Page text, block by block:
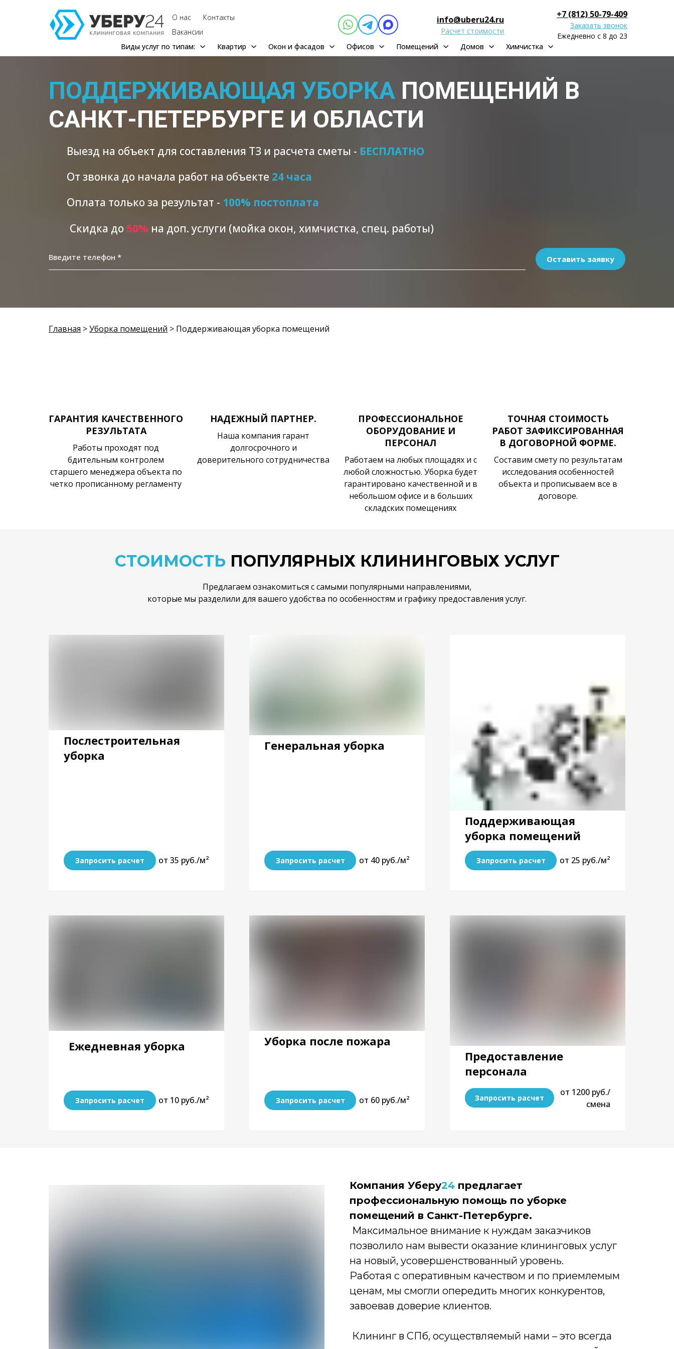
О нас
Контакты
Вакансии
info@uberu24.ru
Расчет стоимости
+7 (812) 50-79-409
Заказать звонок
Ежедневно с 8 до 23
Виды услуг по типам:
Квартир Окон и фасадов Офисов Помещений Домов Химчистка
ПОДДЕРЖИВАЮЩАЯ УБОРКА ПОМЕЩЕНИЙ В
САНКТ-ПЕТЕРБУРГЕ И ОБЛАСТИ
Выезд на объект для составления ТЗ и расчета сметы - БЕСПЛАТНО
От звонка до начала работ на объекте 24 часа
Оплата только за результат - 100% постоплата
Скидка до 50% на доп. услуги (мойка окон, химчистка, спец. работы)
Введите телефон * Оставить заявку
Главная >Уборка помещений > Поддерживающая уборка помещений
ГАРАНТИЯ КАЧЕСТВЕННОГО
РЕЗУЛЬТАТА
Работы проходят под
бдительным контролем
старшего менеджера объекта по
четко прописанному регламенту
НАДЕЖНЫЙ ПАРТНЕР.
Наша компания гарант
долгосрочного и
доверительного сотрудничества
ПРОФЕССИОНАЛЬНОЕ
ОБОРУДОВАНИЕ И
ПЕРСОНАЛ
Работаем на любых площадях и с
любой сложностью. Уборка будет
гарантировано качественной и в
небольшом офисе и в больших
складских помещениях
ТОЧНАЯ СТОИМОСТЬ
РАБОТ ЗАФИКСИРОВАННАЯ
В ДОГОВОРНОЙ ФОРМЕ.
Составим смету по результатам
исследования особенностей
объекта и прописываем все в
договоре.
СТОИМОСТЬ ПОПУЛЯРНЫХ КЛИНИНГОВЫХ УСЛУГ
Предлагаем ознакомиться с самыми популярными направлениями,
которые мы разделили для вашего удобства по особенностям и графику предоставления услуг.
Послестроительная
уборка
Запросить расчет от 35 руб./м²
Генеральная уборка
Запросить расчет от 40 руб./м²
Поддерживающая
уборка помещений
Запросить расчет от 25 руб./м²
Ежедневная уборка
Запросить расчет от 10 руб./м²
Уборка после пожара
Запросить расчет от 60 руб./м²
Предоставление
персонала
Запросить расчет
от 1200 руб./
смена
Компания Уберу24 предлагает
профессиональную помощь по уборке
помещений в Санкт-Петербурге.
Максимальное внимание к нуждам заказчиков
позволило нам вывести оказание клининговых услуг
на новый, усовершенствованный уровень.
Работая с оперативным качеством и по приемлемым
ценам, мы смогли опередить многих конкурентов,
завоевав доверие клиентов.
Клининг в СПб, осуществляемый нами – это всегда